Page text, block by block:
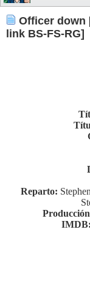
Officer down
link BS-FS-RG]
Reparto:
IMDB: